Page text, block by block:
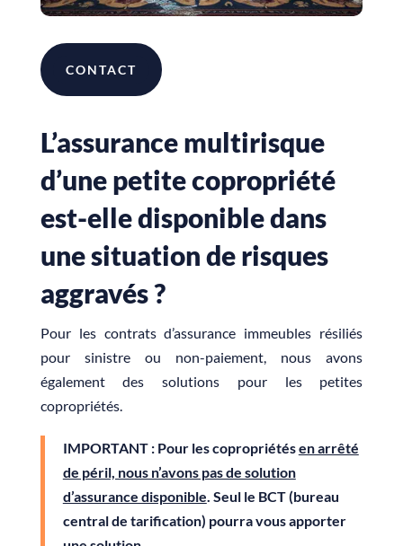
CONTACT
L’assurance multirisque
d’une petite copropriété
est-elle disponible dans
une situation de risques
aggravés ?
Pour les contrats d’assurance immeubles résiliés
pour sinistre ou non-paiement, nous avons
également des solutions pour les petites
copropriétés.
IMPORTANT : Pour les copropriétésen arrêté
de péril, nous n’avons pas de solution
d’assurance disponible. Seul le BCT (bureau
central de tarification) pourra vous apporter